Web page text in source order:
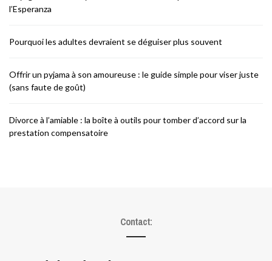
l’Esperanza
Pourquoi les adultes devraient se déguiser plus souvent
Offrir un pyjama à son amoureuse : le guide simple pour viser juste
(sans faute de goût)
Divorce à l’amiable : la boîte à outils pour tomber d’accord sur la
prestation compensatoire
Contact: